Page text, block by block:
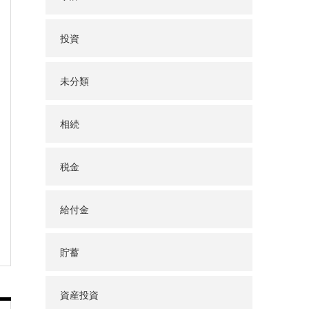
投資
未分類
相続
税金
給付金
貯蓄
資産投資